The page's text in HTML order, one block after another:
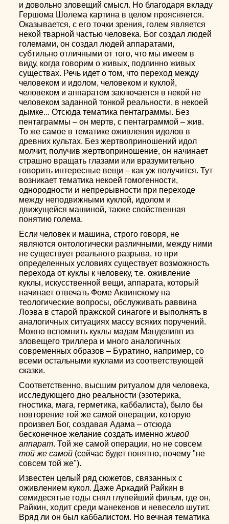
и довольно зловещий смысл. Но благодаря вкладу
Гершома Шолема картина в целом проясняется.
Оказывается, с его точки зрения, голем является
некой тварной частью человека. Бог создал людей
големами, он создал людей аппаратами,
субтильно отличными от того, что мы имеем в
виду, когда говорим о живых, подлинно живых
существах. Речь идет о том, что переход между
человеком и идолом, человеком и куклой,
человеком и аппаратом заключается в некой не
человеком заданной тонкой реальности, в некоей
дымке... Отсюда тематика пентаграммы. Без
пентаграммы – он мертв, с пентаграммой – жив.
То же самое в тематике оживления идолов в
древних культах. Без жертвоприношений идол
молчит, получив жертвоприношение, он начинает
страшно вращать глазами или вразумительно
говорить интересные вещи – как уж получится. Тут
возникает тематика некоей гомогенности,
однородности и непрерывности при переходе
между неподвижными куклой, идолом и
движущейся машиной, также свойственная
понятию голема.
Если человек и машина, строго говоря, не
являются онтологически различными, между ними
не существует реального разрыва, то при
определенных условиях существует возможность
перехода от куклы к человеку, т.е. оживление
куклы, искусственной вещи, аппарата, который
начинает отвечать Фоме Аквинскому на
теологические вопросы, обслуживать раввина
Лоэва в старой пражской синагоге и выполнять в
аналогичных ситуациях массу всяких поручений.
Можно вспомнить куклы мадам Манделипп из
зловещего триллера и много аналогичных
современных образов – Буратино, например, со
всеми остальными куклами из соответствующей
сказки.
Соответственно, высшим ритуалом для человека,
исследующего дно реальности (эзотерика,
гностика, мага, герметика, каббалиста), было бы
повторение той же самой операции, которую
произвел Бог, создавая Адама – отсюда
бесконечное желание создать именноживой
аппарат. Той же самой операции, но не совсем
той же самой (сейчас будет понятно, почему "не
совсем той же").
Известен целый ряд сюжетов, связанных с
оживлением кукол. Даже Аркадий Райкин в
семидесятые годы снял глупейший фильм, где он,
Райкин, ходит среди манекенов и невесело шутит.
Вряд ли он был каббалистом. Но вечная тематика